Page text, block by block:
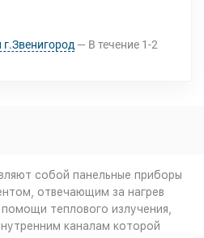
В течение 1-2
собой панельные приборы
отвечающим за нагрев
теплового излучения,
каналам которой